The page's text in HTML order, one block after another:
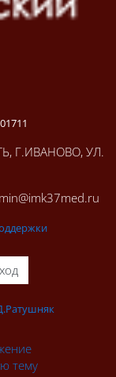
Г.ИВАНОВО, УЛ.
тему